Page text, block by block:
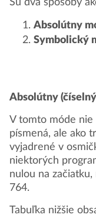
Sú dva spôsoby
Absolútny
Symbolický
Absolútny
V tomto móde nie
písmená, ale ako
vyjadrené v
niektorých
nulou na
764.
Tabuľka nižšie